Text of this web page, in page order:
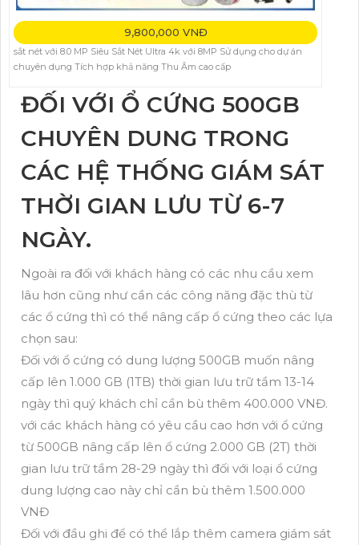
9,800,000 VNĐ
sắt nét với 8.0 MP Siêu Sắt Nét Ultra 4k với 8MP Sử dụng cho dự án
chuyên dụng Tích hợp khả năng Thu Âm cao cấp
ĐỐI VỚI Ổ CỨNG 500GB
CHUYÊN DUNG TRONG
CÁC HỆ THỐNG GIÁM SÁT
THỜI GIAN LƯU TỪ 6-7
NGÀY.
Ngoài ra đối với khách hàng có các nhu cầu xem
lâu hơn cũng như cần các công năng đặc thù từ
các ổ cứng thì có thể nâng cấp ổ cứng theo các lựa
chọn sau:
Đối với ổ cứng có dung lượng 500GB muốn nâng
cấp lên 1.000 GB (1TB) thời gian lưu trữ tầm 13-14
ngày thì quý khách chỉ cần bù thêm 400.000 VNĐ.
với các khách hàng có yêu cầu cao hơn với ổ cứng
từ 500GB nâng cấp lên ổ cứng 2.000 GB (2T) thời
gian lưu trữ tầm 28-29 ngày thì đối với loại ổ cứng
dung lượng cao này chỉ cần bù thêm 1.500.000
VNĐ
Đối với đầu ghi để có thể lắp thêm camera giám sát